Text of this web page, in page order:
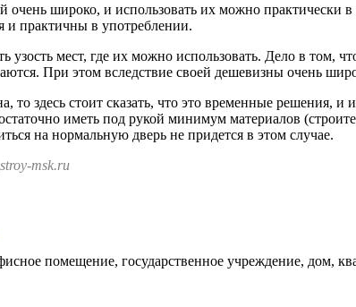
очень широко, и использовать их можно
и практичны в употреблении.
узость мест, где их можно использовать. Дело в
При этом вследствие своей дешевизны очень
то здесь стоит сказать, что это временные
иметь под рукой минимум материалов
на нормальную дверь не придется в этом случае.
msk.ru
помещение, государственное учреждение, дом,